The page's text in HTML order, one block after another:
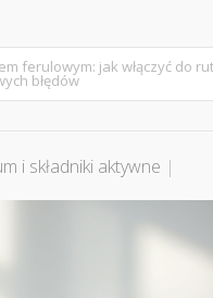
ferulowym: jak włączyć do
błędów
i składniki aktywne |